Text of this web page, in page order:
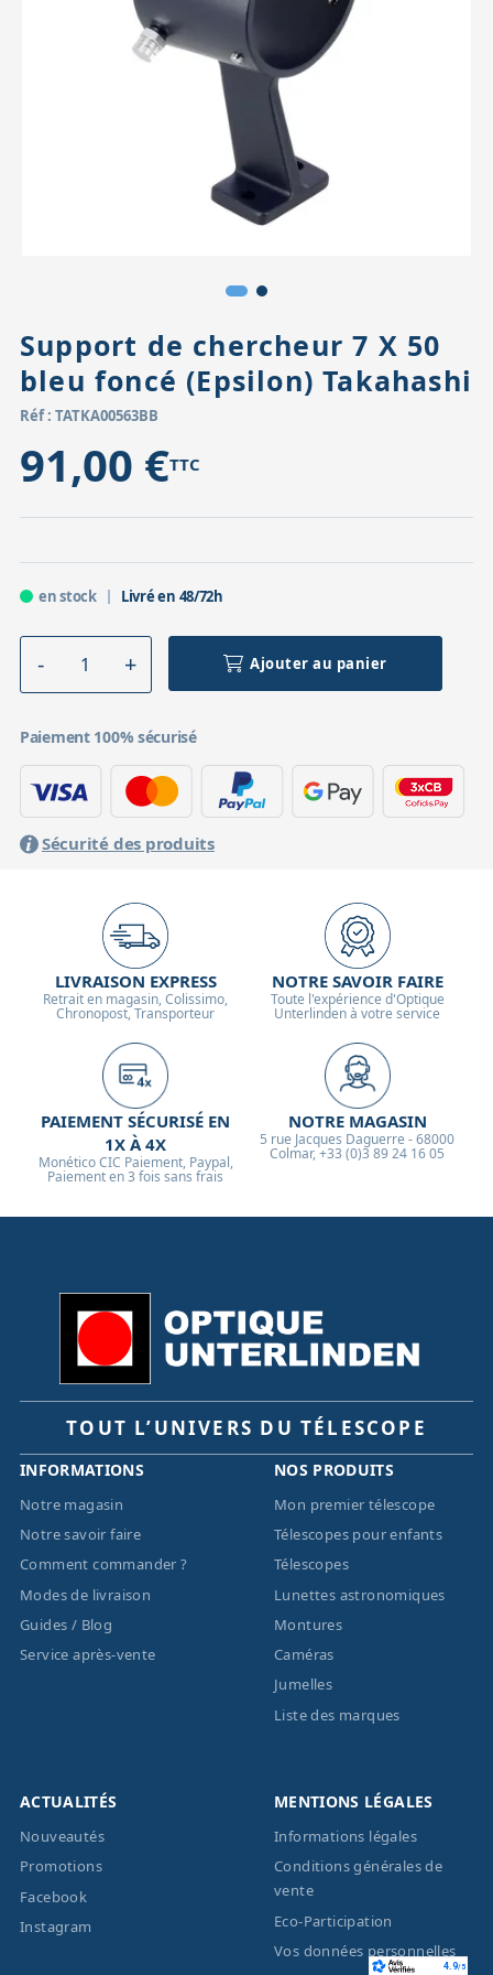
Accessoires pour montures
Pièces détachées
Support de chercheur 7 X 50
bleu foncé (Epsilon) Takahashi
Réf : TATKA00563BB
91,00 €TTC
en stock Livré en 48/72h
Ajouter au panier
Paiement 100% sécurisé
Sécurité des produits
LIVRAISON EXPRESS
Retrait en magasin, Colissimo,
Chronopost, Transporteur
NOTRE SAVOIR FAIRE
Toute l'expérience d'Optique
Unterlinden à votre service
PAIEMENT SÉCURISÉ EN
1X À 4X
Monético CIC Paiement, Paypal,
Paiement en 3 fois sans frais
NOTRE MAGASIN
5 rue Jacques Daguerre - 68000
Colmar, +33 (0)3 89 24 16 05
TOUT L’UNIVERS DU TÉLESCOPE
INFORMATIONS
Notre magasin
Notre savoir faire
Comment commander ?
Modes de livraison
Guides / Blog
Service après-vente
NOS PRODUITS
Mon premier télescope
Télescopes pour enfants
Télescopes
Lunettes astronomiques
Montures
Caméras
Jumelles
Liste des marques
ACTUALITÉS
Nouveautés
Promotions
Facebook
Instagram
MENTIONS LÉGALES
Informations légales
Conditions générales de
vente
Eco-Participation
Vos données personnelles